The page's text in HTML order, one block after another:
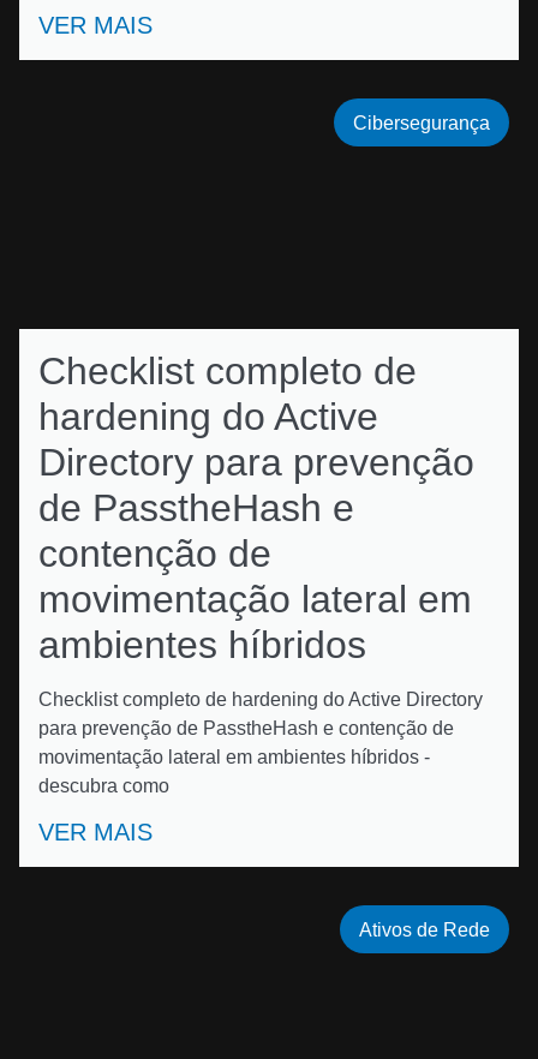
VER MAIS
Checklist completo de
hardening do Active
Directory para prevenção
de PasstheHash e
contenção de
movimentação lateral em
ambientes híbridos
Checklist completo de hardening do Active Directory
para prevenção de PasstheHash e contenção de
movimentação lateral em ambientes híbridos -
descubra como
VER MAIS
Cibersegurança
Ativos de Rede